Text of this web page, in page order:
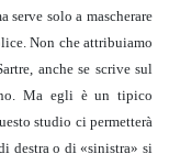
serve solo a mascherare
Non che attribuiamo
anche se scrive sul
Ma egli è un tipico
studio ci permetterà
destra o di «sinistra» si